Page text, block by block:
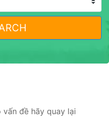
vấn đề hãy quay lại